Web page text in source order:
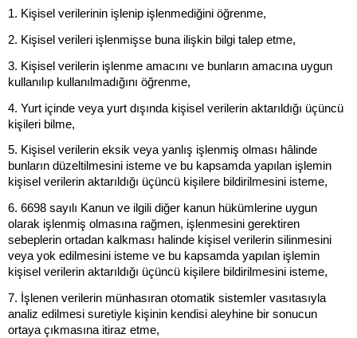
1. Kişisel verilerinin işlenip işlenmediğini öğrenme,
2. Kişisel verileri işlenmişse buna ilişkin bilgi talep etme,
3. Kişisel verilerin işlenme amacını ve bunların amacına uygun
kullanılıp kullanılmadığını öğrenme,
4. Yurt içinde veya yurt dışında kişisel verilerin aktarıldığı üçüncü
kişileri bilme,
5. Kişisel verilerin eksik veya yanlış işlenmiş olması hâlinde
bunların düzeltilmesini isteme ve bu kapsamda yapılan işlemin
kişisel verilerin aktarıldığı üçüncü kişilere bildirilmesini isteme,
6. 6698 sayılı Kanun ve ilgili diğer kanun hükümlerine uygun
olarak işlenmiş olmasına rağmen, işlenmesini gerektiren
sebeplerin ortadan kalkması halinde kişisel verilerin silinmesini
veya yok edilmesini isteme ve bu kapsamda yapılan işlemin
kişisel verilerin aktarıldığı üçüncü kişilere bildirilmesini isteme,
7. İşlenen verilerin münhasıran otomatik sistemler vasıtasıyla
analiz edilmesi suretiyle kişinin kendisi aleyhine bir sonucun
ortaya çıkmasına itiraz etme,